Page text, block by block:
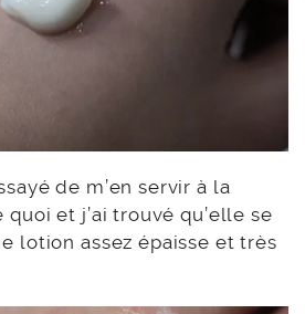
de m’en servir à la
quoi et j’ai trouvé qu’elle se
lotion assez épaisse et très